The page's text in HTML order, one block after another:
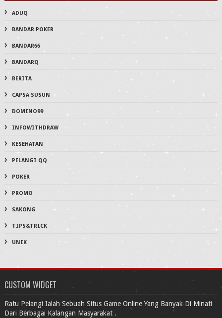
ADUQ
BANDAR POKER
BANDAR66
BANDARQ
BERITA
CAPSA SUSUN
DOMINO99
INFOWITHDRAW
KESEHATAN
PELANGI QQ
POKER
PROMO
SAKONG
TIPS&TRICK
UNIK
CUSTOM WIDGET
Ratu Pelangi Ialah Sebuah Situs Game Online Yang Banyak Di Minati
Dari Berbagai Kalangan Masyarakat .